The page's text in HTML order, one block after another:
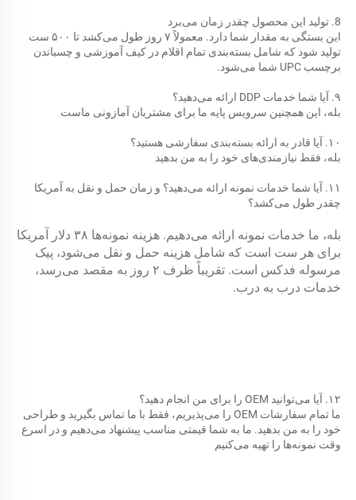
8. تولید این محصول چقدر زمان می‌برد
برچسب UPC شما می‌شود.
۹. آیا شما خدمات DDP ارائه می‌دهید؟
بله، این همچنین سرویس پایه ما برای مشتریان آمازونی ماست
۱۰. آیا قادر به ارائه بسته‌بندی سفارشی هستید؟
بله، فقط نیازمندی‌های خود را به من بدهید
چقدر طول می‌کشد؟
خدمات درب به درب.
۱۲. آیا می‌توانید OEM را برای من انجام دهید؟
وقت نمونه‌ها را تهیه می‌کنیم